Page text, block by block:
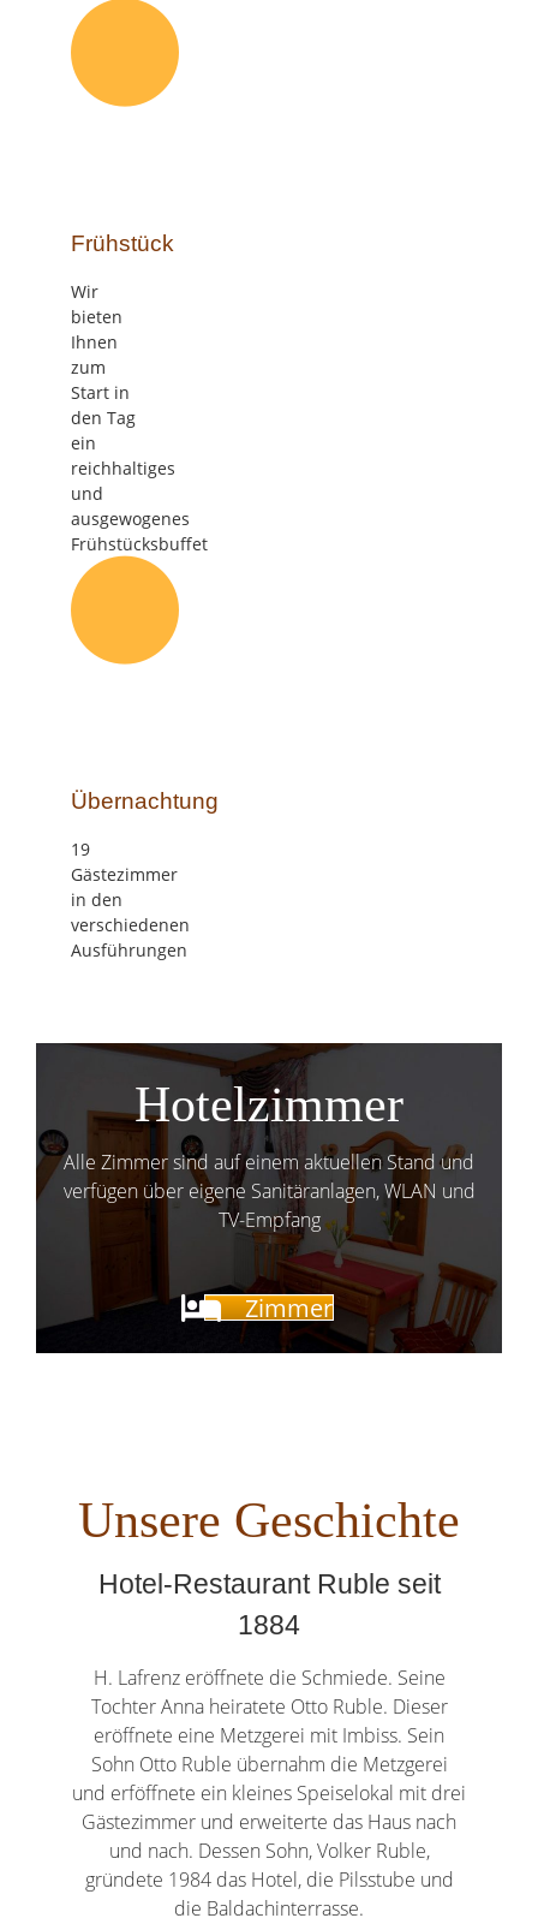
Frühstück
Wir
bieten
Ihnen
zum
Start in
den Tag
ein
reichhaltiges
und
ausgewogenes
Frühstücksbuffet
Übernachtung
19
Gästezimmer
in den
verschiedenen
Ausführungen
Hotelzimmer
Alle Zimmer sind auf einem aktuellen Stand und
verfügen über eigene Sanitäranlagen, WLAN und
TV-Empfang
Zimmer
Unsere Geschichte
Hotel-Restaurant Ruble seit
1884
H. Lafrenz eröffnete die Schmiede. Seine
Tochter Anna heiratete Otto Ruble. Dieser
eröffnete eine Metzgerei mit Imbiss. Sein
Sohn Otto Ruble übernahm die Metzgerei
und erföffnete ein kleines Speiselokal mit drei
Gästezimmer und erweiterte das Haus nach
und nach. Dessen Sohn, Volker Ruble,
gründete 1984 das Hotel, die Pilsstube und
die Baldachinterrasse.